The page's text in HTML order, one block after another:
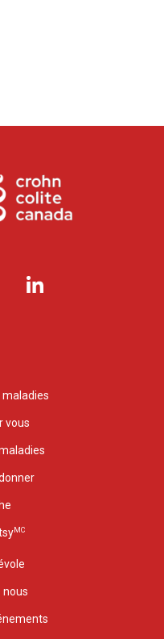
maladies
vous
MC
nous